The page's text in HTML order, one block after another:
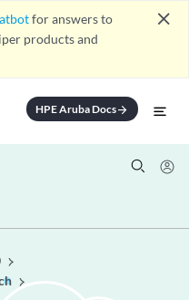
for answers to
products and
close
HPE Aruba Docsarrow_forward